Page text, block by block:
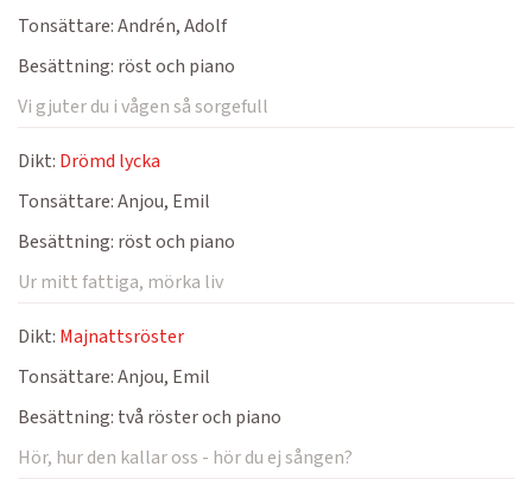
Tonsättare:Andrén, Adolf
Besättning: röst och piano
Vi gjuter du i vågen så sorgefull
Dikt: Drömd lycka
Tonsättare:Anjou, Emil
Besättning: röst och piano
Ur mitt fattiga, mörka liv
Dikt: Majnattsröster
Tonsättare:Anjou, Emil
Besättning: två röster och piano
Hör, hur den kallar oss - hör du ej sången?